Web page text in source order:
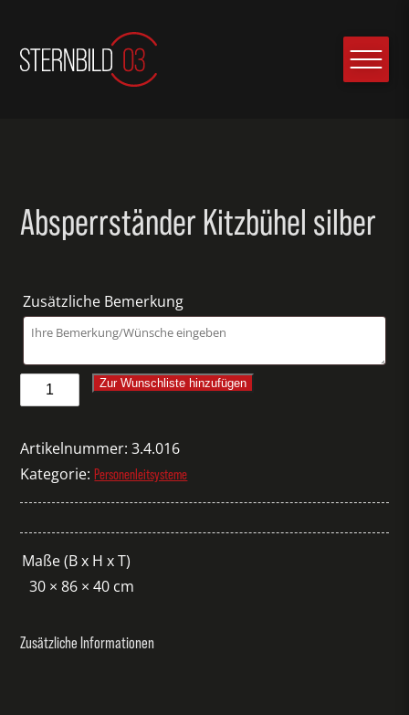
Absperrständer Kitzbühel silber
Zusätzliche Bemerkung
Absperrständer
Kitzbühel
Zur Wunschliste hinzufügen
Artikelnummer:3.4.016
Kategorie:Personenleitsysteme
Maße (B x H x T)
30 × 86 × 40 cm
Zusätzliche Informationen